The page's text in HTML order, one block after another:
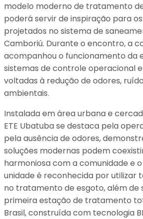
modelo moderno de tratamento
poderá servir de inspiração para
projetados no sistema de
Camboriú. Durante o encontro, a
acompanhou o funcionamento da
sistemas de controle operacional
voltadas à redução de odores,
ambientais.
Instalada em área urbana e
ETE Ubatuba se destaca pela
pela ausência de odores,
soluções modernas podem
harmoniosa com a comunidade e
unidade é reconhecida por utilizar
no tratamento de esgoto, além de
primeira estação de tratamento
Brasil, construída com tecnologia